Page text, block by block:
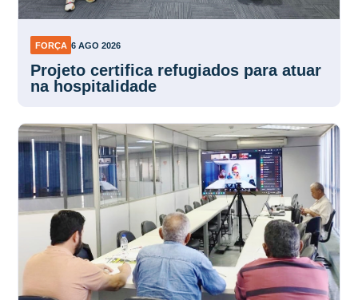
FORÇA 6 AGO 2026
Projeto certifica refugiados para atuar
na hospitalidade